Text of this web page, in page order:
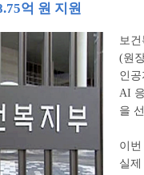
억 원 지원
보
(원
인
AI
을
이
실